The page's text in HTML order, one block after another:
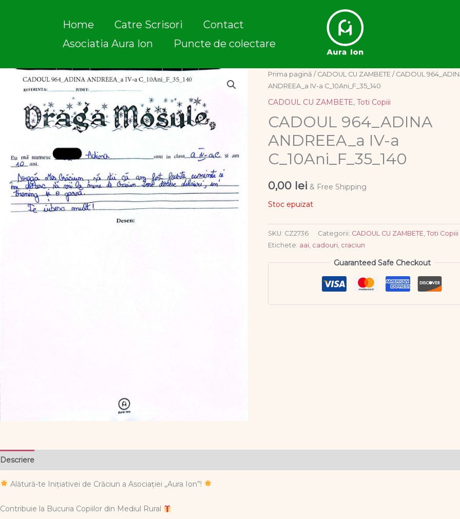
Home Catre Scrisori
Contact
Asociatia Aura Ion
Puncte de colectare
Prima pagină / CADOUL CU ZAMBETE / CADOUL
ANDREEA_a IV-a C_10Ani_F_35_140
CADOUL CU ZAMBETE,Toti Copiii
CADOUL 964_ADINA
ANDREEA_a IV-a
C_10Ani_F_35_140
0,00 lei & Free Shipping
Stoc epuizat
SKU: CZ2736 Categorii: CADOUL CU ZAMBETE ,Toti Copiii
Etichete: aai cadouri craciun
Guaranteed Safe Checkout
Descriere
Alătură-te Inițiativei de Crăciun a Asociației „Aura Ion”!
Contribuie la Bucuria Copiilor din Mediul Rural